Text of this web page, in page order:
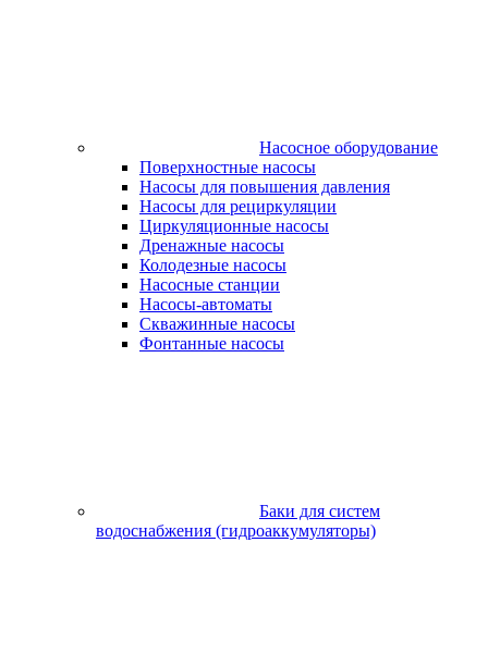
Насосное оборудование
Поверхностные насосы
Насосы для повышения давления
Насосы для рециркуляции
Циркуляционные насосы
Дренажные насосы
Колодезные насосы
Насосные станции
Насосы-автоматы
Скважинные насосы
Фонтанные насосы
Баки для систем
водоснабжения (гидроаккумуляторы)